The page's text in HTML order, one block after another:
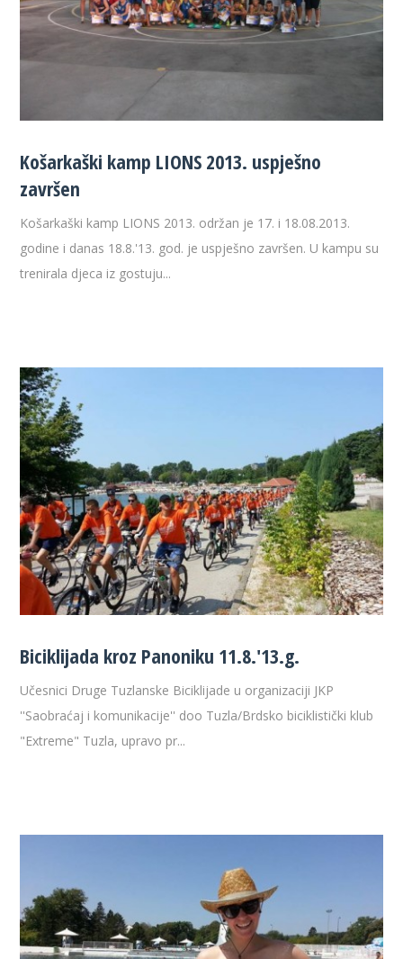
Košarkaški kamp LIONS 2013. uspješno
završen
Košarkaški kamp LIONS 2013. održan je 17. i 18.08.2013.
godine i danas 18.8.'13. god. je uspješno završen. U kampu su
trenirala djeca iz gostuju...
Biciklijada kroz Panoniku 11.8.'13.g.
Učesnici Druge Tuzlanske Biciklijade u organizaciji JKP
''Saobraćaj i komunikacije'' doo Tuzla/Brdsko biciklistički klub
"Extreme" Tuzla, upravo pr...